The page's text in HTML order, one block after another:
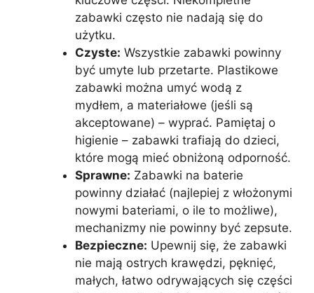
zabawki często nie nadają się do
użytku.
Czyste: Wszystkie zabawki powinny
być umyte lub przetarte. Plastikowe
zabawki można umyć wodą z
mydłem, a materiałowe (jeśli są
akceptowane) – wyprać. Pamiętaj o
higienie – zabawki trafiają do dzieci,
które mogą mieć obniżoną odporność.
Sprawne: Zabawki na baterie
powinny działać (najlepiej z włożonymi
nowymi bateriami, o ile to możliwe),
mechanizmy nie powinny być zepsute.
Bezpieczne: Upewnij się, że zabawki
nie mają ostrych krawędzi, pęknięć,
małych, łatwo odrywających się części